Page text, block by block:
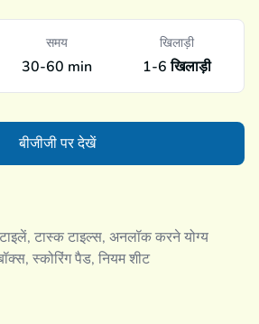
समय
30-60 min
खिलाड़ी
1-6 खिलाड़ी
बीजीजी पर देखें
टास्क टाइल्स, अनलॉक करने योग्य
स्कोरिंग पैड, नियम शीट